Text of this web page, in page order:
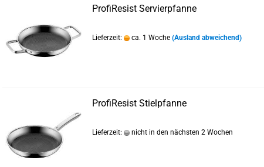
ProfiResist Servierpfanne
Lieferzeit: ca. 1 Woche (Ausland abweichend)
ProfiResist Stielpfanne
Lieferzeit: nicht in den nächsten 2 Wochen